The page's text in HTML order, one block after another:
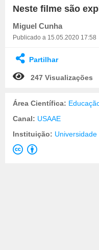
Neste filme são explicados os métodos
Miguel Cunha
Publicado a 15.05.2020 17:58
Partilhar
247 Visualizações
Área Científica:
Canal: USAAE
Instituição: